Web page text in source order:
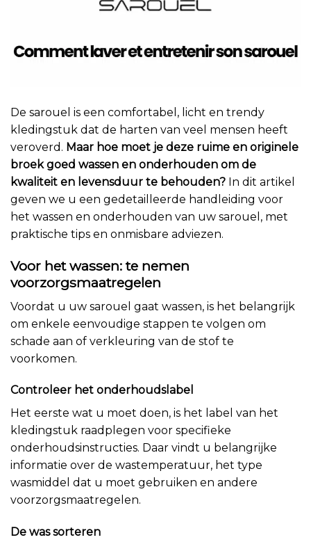
De sarouel is een comfortabel, licht en trendy
kledingstuk dat de harten van veel mensen heeft
veroverd. Maar hoe moet je deze ruime en originele
broek goed wassen en onderhouden om de
kwaliteit en levensduur te behouden? In dit artikel
geven we u een gedetailleerde handleiding voor
het wassen en onderhouden van uw sarouel, met
praktische tips en onmisbare adviezen.
Voor het wassen: te nemen
voorzorgsmaatregelen
Voordat u uw sarouel gaat wassen, is het belangrijk
om enkele eenvoudige stappen te volgen om
schade aan of verkleuring van de stof te
voorkomen.
Controleer het onderhoudslabel
Het eerste wat u moet doen, is het label van het
kledingstuk raadplegen voor specifieke
onderhoudsinstructies. Daar vindt u belangrijke
informatie over de wastemperatuur, het type
wasmiddel dat u moet gebruiken en andere
voorzorgsmaatregelen.
De was sorteren